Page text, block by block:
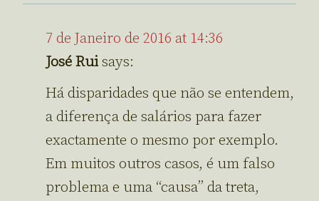
7 de Janeiro de 2016 at 14:36
José Ruisays:
Há disparidades que não se entendem,
a diferença de salários para fazer
exactamente o mesmo por exemplo.
Em muitos outros casos, é um falso
problema e uma “causa” da treta,